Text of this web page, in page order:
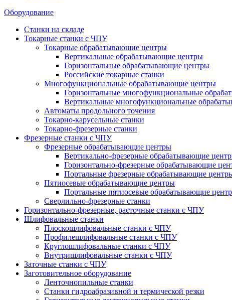
Оборудование
Станки на складе
Токарные станки с ЧПУ
Токарные обрабатывающие центры
Вертикальные обрабатывающие центры
Горизонтальные обрабатывающие центры
Российские токарные станки
Многофункциональные обрабатывающие центры
Горизонтальные многофункциональные
Вертикальные многофункциональные
Автоматы продольного точения
Токарно-карусельные станки
Токарно-фрезерные станки
Фрезерные станки с ЧПУ
Фрезерные обрабатывающие центры
Вертикально-фрезерные обрабатывающие
Горизонтально-фрезерные обрабатывающие
Портальные фрезерные обрабатывающие
Пятиосевые обрабатывающие центры
Портальные пятиосевые обрабатывающие
Сверлильно-фрезерные станки
Горизонтально-фрезерные, расточные станки с ЧПУ
Шлифовальные станки
Плоскошлифовальные станки с ЧПУ
Профилешлифовальные станки с ЧПУ
Круглошлифовальные станки с ЧПУ
Внутришлифовальные станки с ЧПУ
Заточные станки с ЧПУ
Заготовительное оборудование
Ленточнопильные станки
Станки гидроабразивной и термической резки